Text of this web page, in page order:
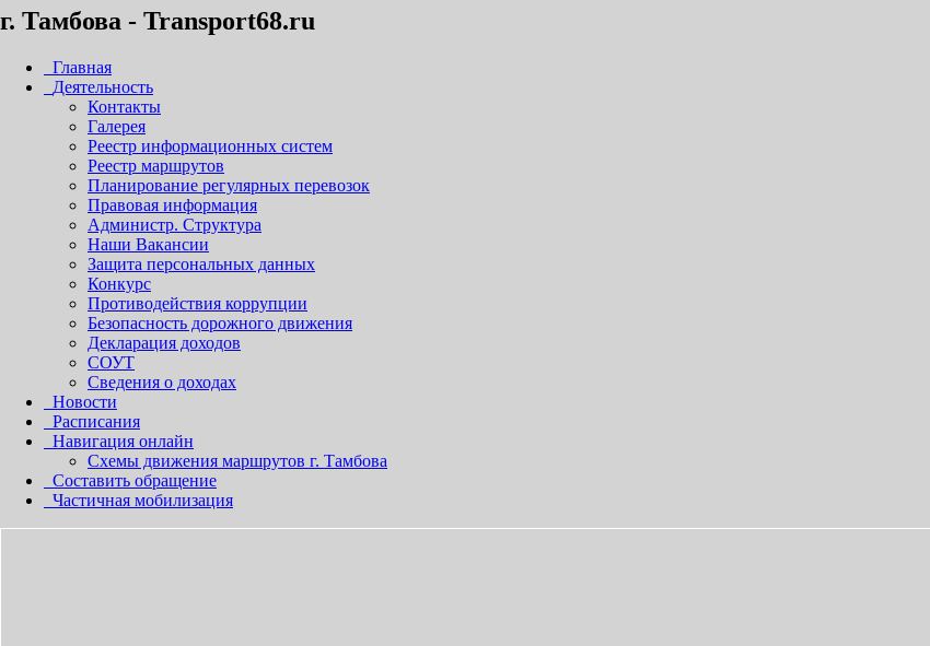
г. Тамбова - Transport68.ru
Главная
Деятельность
Контакты
Галерея
Реестр информационных систем
Реестр маршрутов
Планирование регулярных перевозок
Правовая информация
Администр. Структура
Наши Вакансии
Защита персональных данных
Конкурс
Противодействия коррупции
Безопасность дорожного движения
Декларация доходов
СОУТ
Сведения о доходах
Новости
Расписания
Навигация онлайн
Схемы движения маршрутов г. Тамбова
Составить обращение
Частичная мобилизация